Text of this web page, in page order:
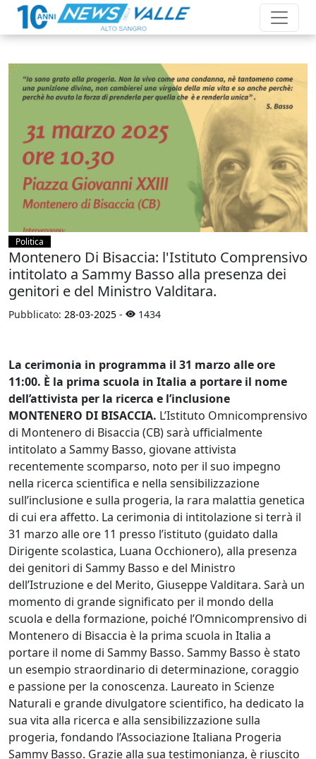
Politica
Montenero Di Bisaccia: l'Istituto Comprensivo
intitolato a Sammy Basso alla presenza dei
genitori e del Ministro Valditara.
Pubblicato: 28-03-2025 - 1434
La cerimonia in programma il 31 marzo alle ore
11:00. È la prima scuola in Italia a portare il nome
dell’attivista per la ricerca e l’inclusione
MONTENERO DI BISACCIA. L’Istituto Omnicomprensivo
di Montenero di Bisaccia (CB) sarà ufficialmente
intitolato a Sammy Basso, giovane attivista
recentemente scomparso, noto per il suo impegno
nella ricerca scientifica e nella sensibilizzazione
sull’inclusione e sulla progeria, la rara malattia genetica
di cui era affetto. La cerimonia di intitolazione si terrà il
31 marzo alle ore 11 presso l’istituto (guidato dalla
Dirigente scolastica, Luana Occhionero), alla presenza
dei genitori di Sammy Basso e del Ministro
dell’Istruzione e del Merito, Giuseppe Valditara. Sarà un
momento di grande significato per il mondo della
scuola e della formazione, poiché l’Omnicomprensivo di
Montenero di Bisaccia è la prima scuola in Italia a
portare il nome di Sammy Basso. Sammy Basso è stato
un esempio straordinario di determinazione, coraggio
e passione per la conoscenza. Laureato in Scienze
Naturali e grande divulgatore scientifico, ha dedicato la
sua vita alla ricerca e alla sensibilizzazione sulla
progeria, fondando l’Associazione Italiana Progeria
Sammy Basso. Grazie alla sua testimonianza, è riuscito